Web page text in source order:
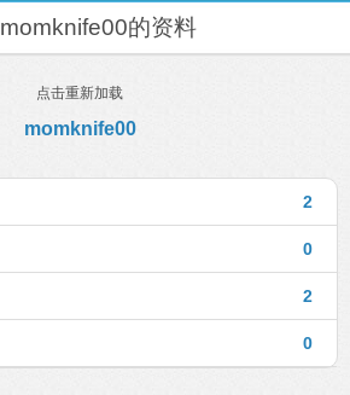
momknife00的资料
点击重新加载
momknife00
2
0
2
0